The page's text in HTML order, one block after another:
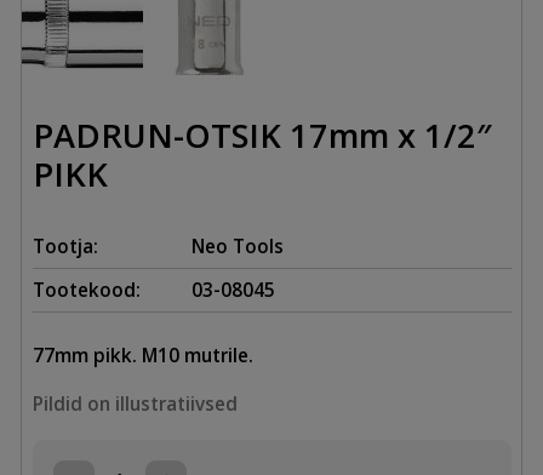
PADRUN-OTSIK 17mm x 1/2″
PIKK
Tootja:
Neo Tools
Tootekood:
03-08045
77mm pikk. M10 mutrile.
Pildid on illustratiivsed